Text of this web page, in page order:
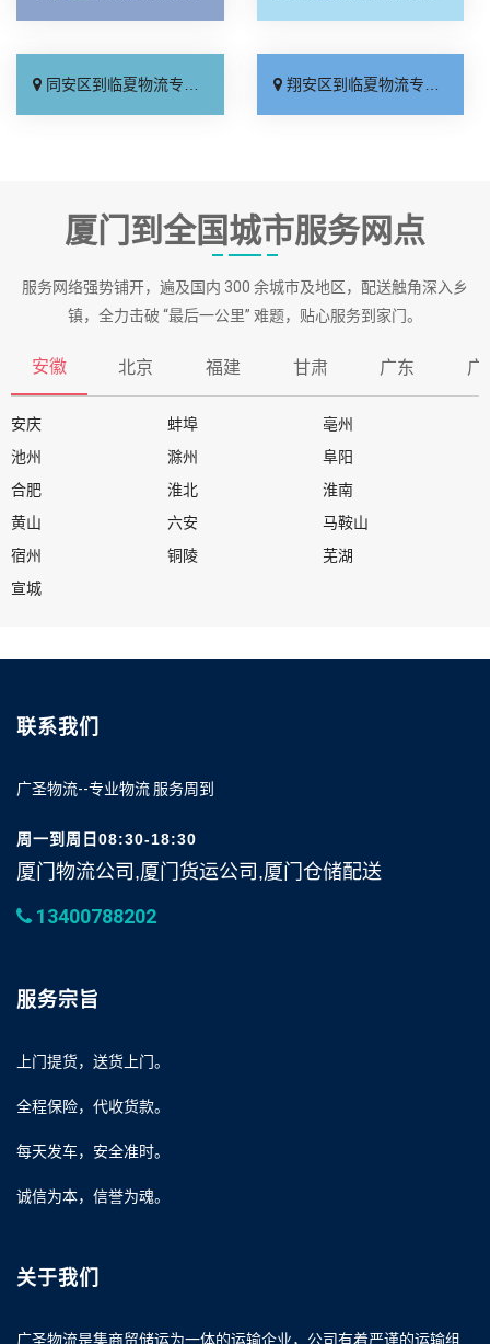
同安区到临夏物流专线_天天发车「准时准点」 翔安区到临夏物流专线_全境配送「上门取件」
厦门到全国城市服务网点
服务网络强势铺开，遍及国内 300 余城市及地区，配送触角深入乡
镇，全力击破 “最后一公里” 难题，贴心服务到家门。
安徽 北京 福建 甘肃 广东 广
安庆 蚌埠
亳州
池州
滁州
阜阳
合肥
淮北
淮南
黄山
六安
马鞍山
宿州
铜陵
芜湖
宣城
联系我们
广圣物流--专业物流 服务周到
周一到周日08:30-18:30
厦门物流公司,厦门货运公司,厦门仓储配送
13400788202
服务宗旨
上门提货，送货上门。
全程保险，代收货款。
每天发车，安全准时。
诚信为本，信誉为魂。
关于我们
广圣物流是集商贸储运为一体的运输企业，公司有着严谨的运输组